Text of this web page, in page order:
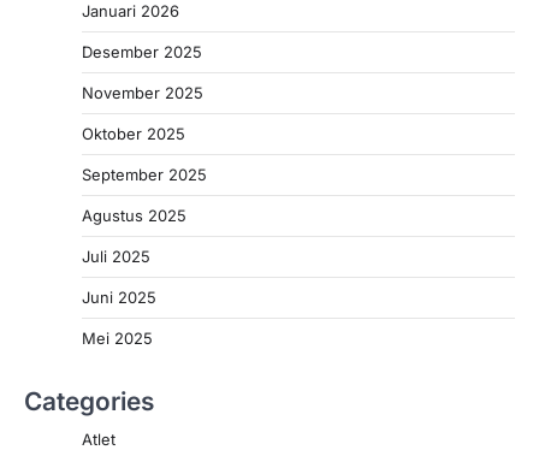
Januari 2026
Desember 2025
November 2025
Oktober 2025
September 2025
Agustus 2025
Juli 2025
Juni 2025
Mei 2025
Categories
Atlet